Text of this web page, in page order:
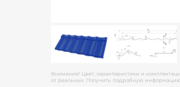
Внимание! Цвет, характеристики и
от реальных. Получить подробную